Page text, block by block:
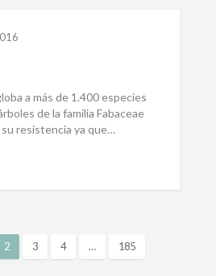
a más de 1.400 especies
de la familia Fabaceae
resistencia ya que…
2 3 4 … 185